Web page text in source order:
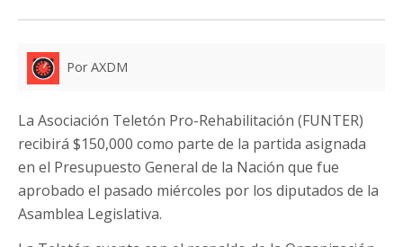
Por AXDM
La Asociación Teletón Pro-Rehabilitación (FUNTER)
recibirá $150,000 como parte de la partida asignada
en el Presupuesto General de la Nación que fue
aprobado el pasado miércoles por los diputados de la
Asamblea Legislativa.